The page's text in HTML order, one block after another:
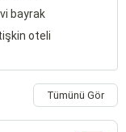
bayrak
oteli
Tümünü Gör